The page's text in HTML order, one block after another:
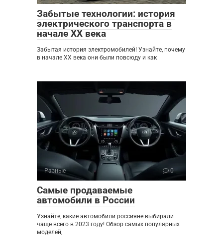
Забытые технологии: история
электрического транспорта в
начале XX века
Забытая история электромобилей! Узнайте, почему
в начале XX века они были повсюду и как
Разные 0
Самые продаваемые
автомобили в России
Узнайте, какие автомобили россияне выбирали
чаще всего в 2023 году! Обзор самых популярных
моделей,